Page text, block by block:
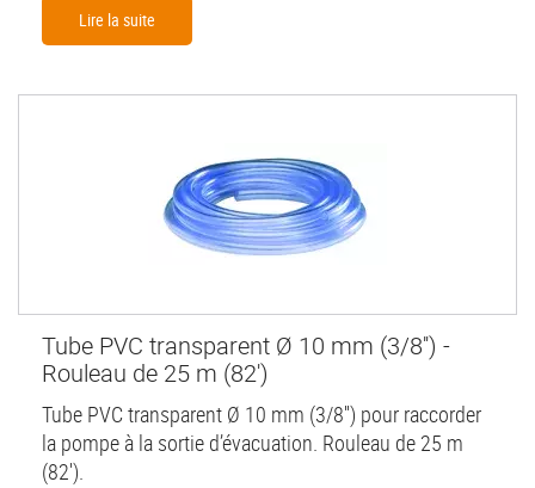
Lire la suite
Tube PVC transparent Ø 10 mm (3/8'') -
Rouleau de 25 m (82')
Tube PVC transparent Ø 10 mm (3/8'') pour raccorder
la pompe à la sortie d’évacuation. Rouleau de 25 m
(82').